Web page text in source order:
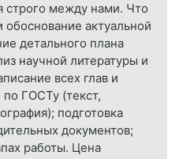
строго между нами. Что
обоснование актуальной
детального плана
научной литературы и
всех глав и
ГОСТу (текст,
подготовка
документов;
работы. Цена